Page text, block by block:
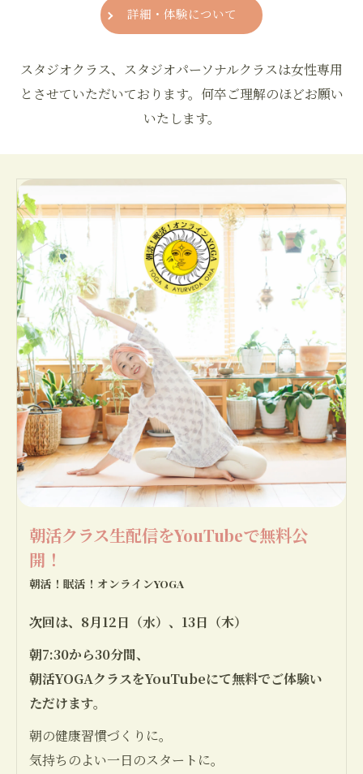
詳細・体験について
スタジオクラス、スタジオパーソナルクラスは女性専用
とさせていただいております。何卒ご理解のほどお願い
いたします。
朝活クラス生配信をYouTubeで無料公
開！
朝活！眠活！オンラインYOGA
次回は、8月12日（水）、13日（木）
朝7:30から30分間、
朝活YOGAクラスをYouTubeにて無料でご体験い
ただけます。
朝の健康習慣づくりに。
気持ちのよい一日のスタートに。